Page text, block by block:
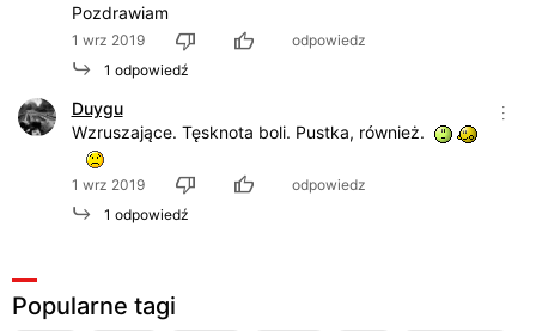
Pozdrawiam
1 wrz 2019
odpowiedz
1 odpowiedź
Duygu
Wzruszające. Tęsknota boli. Pustka, również.
1 wrz 2019
odpowiedz
1 odpowiedź
Popularne tagi